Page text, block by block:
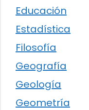
Educación
Estadística
Filosofía
Geografía
Geología
Geometría